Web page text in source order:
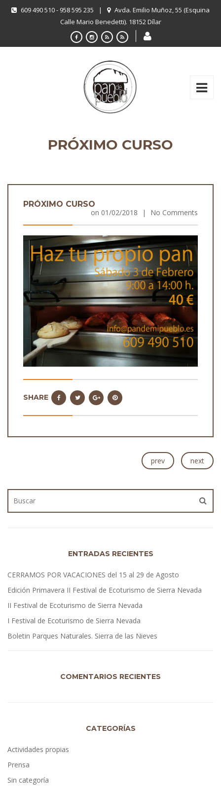
609 490 510 - 958 595 235 |
Avda. Emilio Muñoz, 55 (Esquina
Calle Mario Benedetti). 18152 Dílar
PRÓXIMO CURSO
PRÓXIMO CURSO
on 01/02/2018 | No Comments
SHARE
prev next
ENTRADAS RECIENTES
CERRAMOS POR VACACIONES del 15 al 29 de Agosto
Edición Primavera II Festival de Ecoturismo de Sierra Nevada
II Festival de Ecoturismo de Sierra Nevada
I Festival de Ecoturismo de Sierra Nevada
Boletin Parques Naturales. Sierra de las Nieves
COMENTARIOS RECIENTES
CATEGORÍAS
Actividades propias
Prensa
Sin categoría